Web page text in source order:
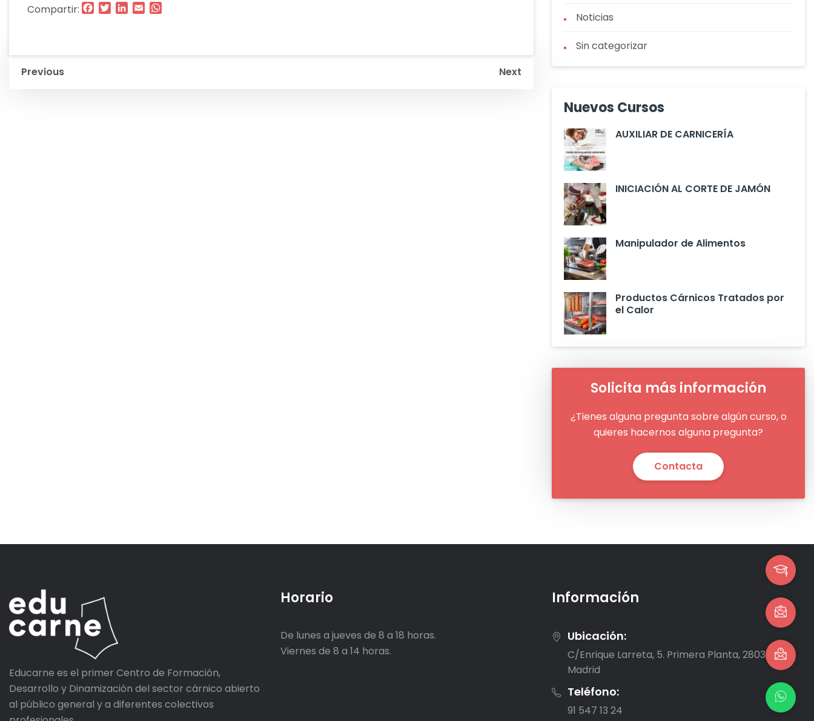
Compartir: Facebook
TwitterLinkedIn
Email
Navegación
Previous Next
Noticias
Sin categorizar
Nuevos Cursos
AUXILIAR DE CARNICERÍA
INICIACIÓN AL CORTE DE JAMÓN
Manipulador de Alimentos
Productos Cárnicos Tratados por
el Calor
Solicita más información
¿Tienes alguna pregunta sobre algún curso, o
quieres hacernos alguna pregunta?
Contacta
Educarne es el primer Centro de Formación,
Desarrollo y Dinamización del sector cárnico abierto
al público general y a diferentes colectivos
Horario
De lunes a jueves de 8 a 18 horas.
Viernes de 8 a 14 horas.
Información
Ubicación:
C/Enrique Larreta, 5. Primera Planta, 28036,
Madrid
Teléfono:
91 547 13 24